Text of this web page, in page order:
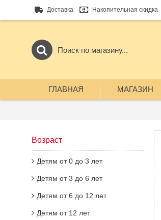
Доставка Накопительная скидка
ГЛАВНАЯ МАГАЗИН
Возраст
Детям от 0 до 3 лет
Детям от 3 до 6 лет
Детям от 6 до 12 лет
Детям от 12 лет